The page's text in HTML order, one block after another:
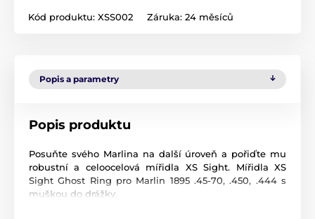
Kód produktu: XSS002 Záruka: 24 měsíců
Popis a parametry
Popis produktu
Posuňte svého Marlina na další úroveň a pořiďte mu
robustní a celoocelová mířidla XS Sight. Mířidla XS
Sight Ghost Ring pro Marlin 1895 .45-70, .450, .444 s
muškou do drážky.